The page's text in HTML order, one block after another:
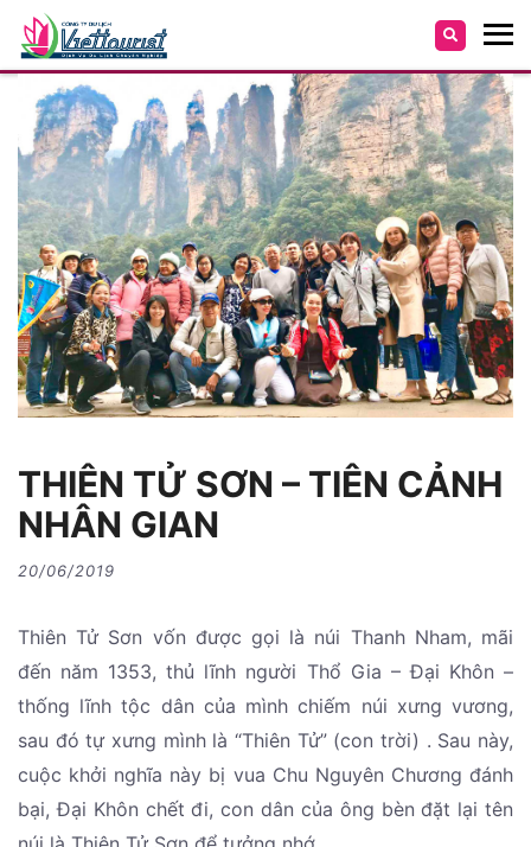
THIÊN TỬ SƠN – TIÊN CẢNH
NHÂN GIAN
20/06/2019
Thiên Tử Sơn vốn được gọi là núi Thanh Nham, mãi
đến năm 1353, thủ lĩnh người Thổ Gia – Đại Khôn –
thống lĩnh tộc dân của mình chiếm núi xưng vương,
sau đó tự xưng mình là “Thiên Tử” (con trời) . Sau này,
cuộc khởi nghĩa này bị vua Chu Nguyên Chương đánh
bại, Đại Khôn chết đi, con dân của ông bèn đặt lại tên